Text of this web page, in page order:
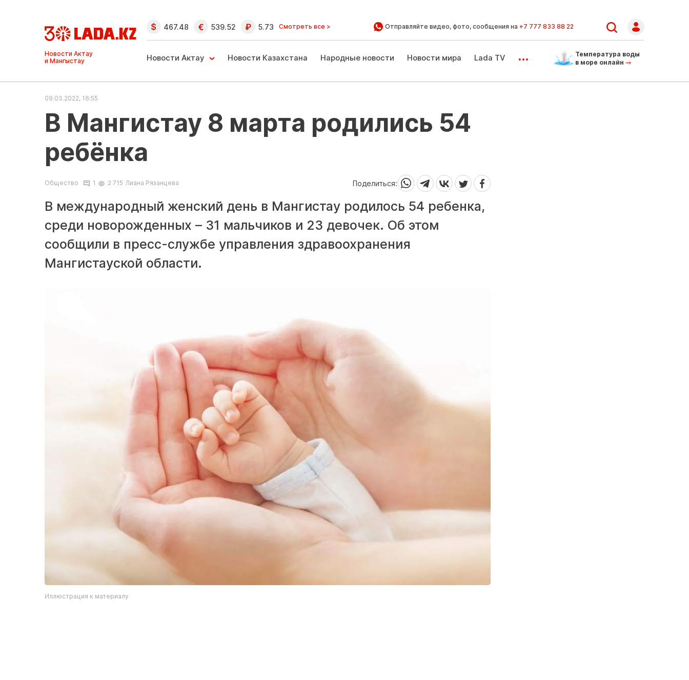
Новости Актау
и Мангыстау
467.48 539.52 5.73 Смотреть все > Отправляйте видео, фото, сообщения на +7 777 833 88 22
Новости Актау Новости Казахстана Народные новости Новости мира Lada TV ...
Температура воды
в море онлайн
09.03.2022, 16:55
В Мангистау 8 марта родились 54
ребёнка
Общество 1 2 715 Лиана Рязанцева Поделиться:
В международный женский день в Мангистау родилось 54 ребенка,
среди новорожденных – 31 мальчиков и 23 девочек. Об этом
сообщили в пресс-службе управления здравоохранения
Мангистауской области.
Иллюстрация к материалу